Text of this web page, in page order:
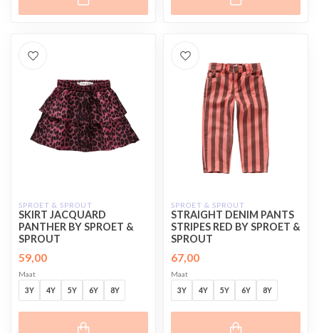
SPROET & SPROUT
SKIRT JACQUARD
PANTHER BY SPROET &
SPROUT
59,00
Maat
3Y
4Y 5Y 6Y 8Y
SPROET & SPROUT
STRAIGHT DENIM PANTS
STRIPES RED BY SPROET &
SPROUT
67,00
Maat
3Y
4Y 5Y 6Y 8Y